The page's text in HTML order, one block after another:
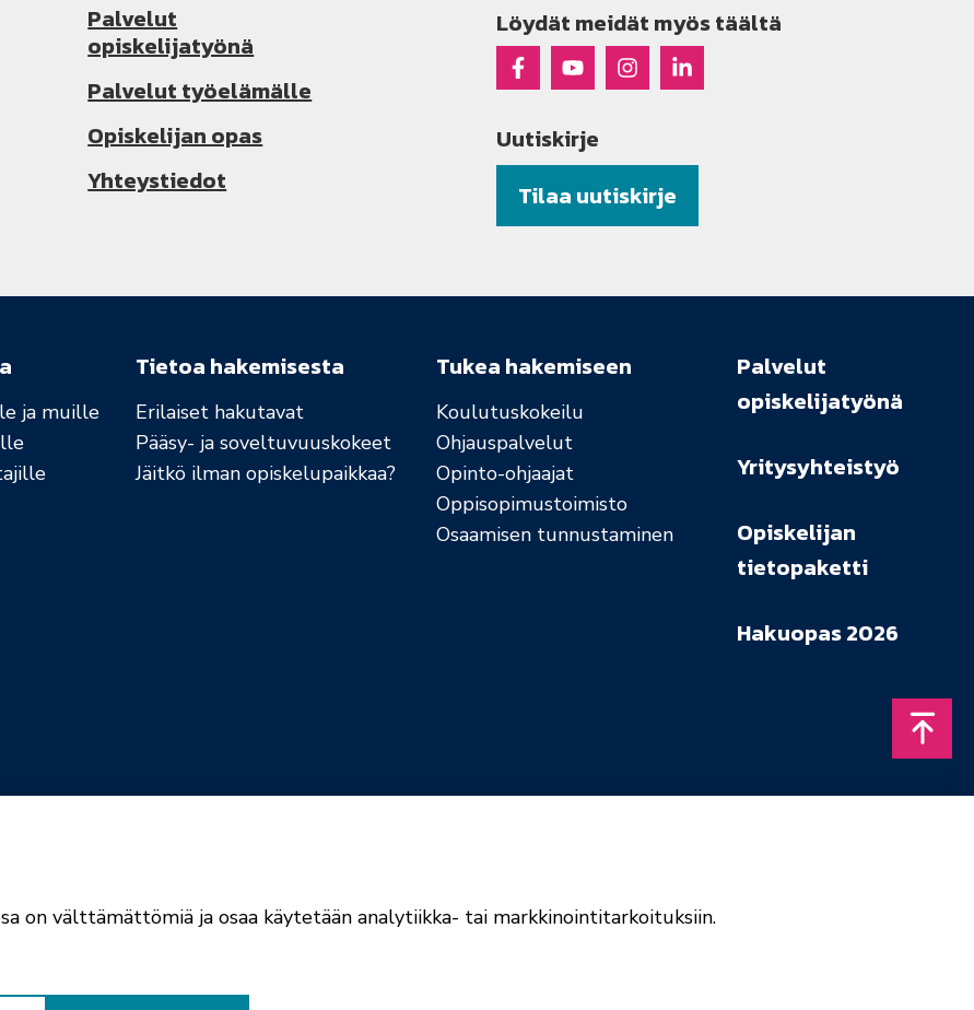
Palvelut
opiskelijatyönä
Palvelut työelämälle
Opiskelijan opas
Yhteystiedot
Löydät meidät myös täältä
Raseko Facebookissa
Raseko Youtubessa
Raseko Instagramissa
Raseko Linkedinissä
Uutiskirje
Tilaa uutiskirje
ja muille
Tietoa hakemisesta
Erilaiset hakutavat
Pääsy- ja soveltuvuuskokeet
Jäitkö ilman opiskelupaikkaa?
Tukea hakemiseen
Koulutuskokeilu
Ohjauspalvelut
Opinto-ohjaajat
Oppisopimustoimisto
Osaamisen tunnustaminen
Palvelut
opiskelijatyönä
Yritysyhteistyö
Opiskelijan
tietopaketti
Hakuopas 2026
on välttämättömiä ja osaa käytetään analytiikka- tai markkinointitarkoituksiin.